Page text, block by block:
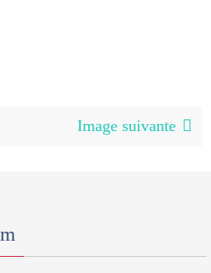
Image suivante